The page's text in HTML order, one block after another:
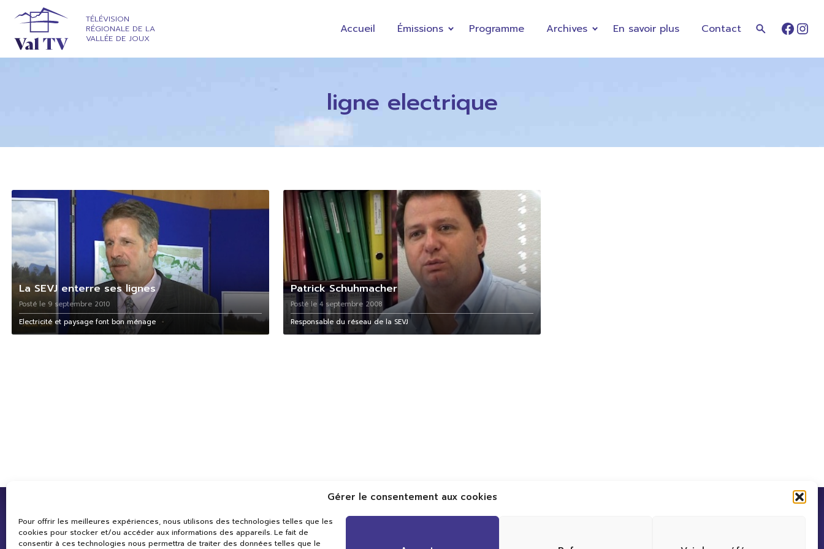
Gérer le consentement aux cookies
Pour offrir les meilleures expériences, nous utilisons des technologies telles que les
cookies pour stocker et/ou accéder aux informations des appareils. Le fait de
consentir à ces technologies nous permettra de traiter des données telles que le
TÉLÉVISION
RÉGIONALE DE LA
VALLÉE DE JOUX
Accueil Émissions Programme Archives En savoir plus Contact
ligne electrique
La SEVJ enterre ses lignes
Posté le 9 septembre 2010
Electricité et paysage font bon ménage
Patrick Schuhmacher
Posté le 4 septembre 2008
Responsable du réseau de la SEVJ
Val TV